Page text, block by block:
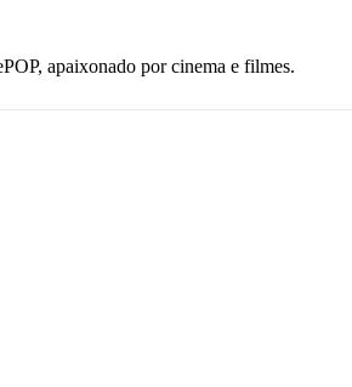
apaixonado por cinema e filmes.